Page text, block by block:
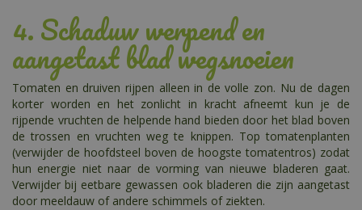
4. Schaduw werpend en
aangetast blad wegsnoeien
Tomaten en druiven rijpen alleen in de volle zon. Nu de dagen
korter worden en het zonlicht in kracht afneemt kun je de
rijpende vruchten de helpende hand bieden door het blad boven
de trossen en vruchten weg te knippen. Top tomatenplanten
(verwijder de hoofdsteel boven de hoogste tomatentros) zodat
hun energie niet naar de vorming van nieuwe bladeren gaat.
Verwijder bij eetbare gewassen ook bladeren die zijn aangetast
door meeldauw of andere schimmels of ziekten.